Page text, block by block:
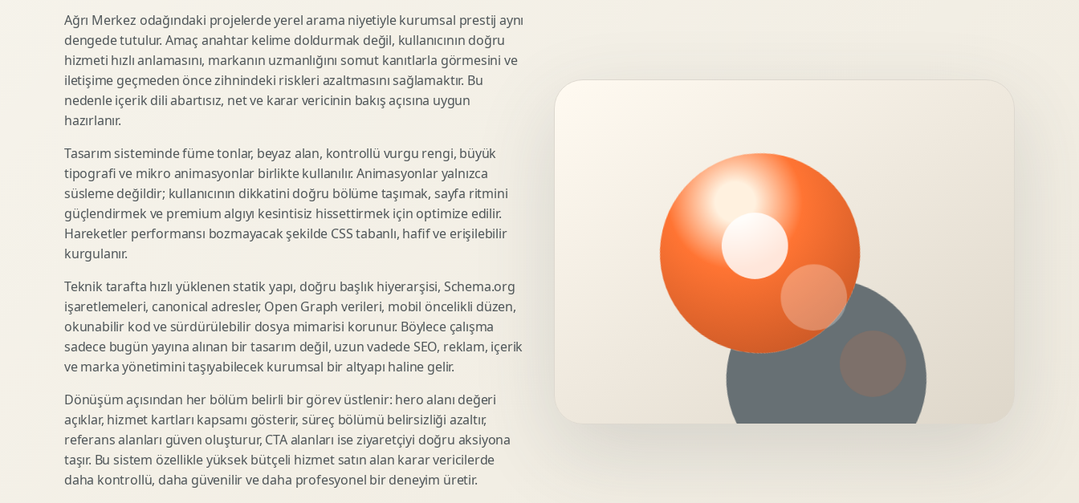
E Ticaret SEO
Uluslararasi SEO
SEO Icerik Stratejisi
Schema Markup Optimizasyonu
3D Karakter Tasarimi
3D Stand Tasarimi
3D Sosyal Medya Gorseli
3D Lansman Filmi
Low Poly Modelleme
High Poly Modelleme
3D Render Alma
Teknik Modelleme
Premium Ambalaj Tasarimi
Etiket Tasarimi
Kutu Tasarimi
Raf Gorunurlugu
E Ticaret Kutu Tasarimi
Ambalaj Mockup Tasarimi
Afis Tasarimi
Brosur Tasarimi
Sosyal Medya Gorsel Tasarimi
Sunum Tasarimi
Katalog Tasarimi
Fuaye Gorsel Tasarimi
Kurumsal Ilan Tasarimi
Marka Stratejisi
Marka Konumlandirma
Isimlendirme
Rekabet Analizi
Hedef Kitle Analizi
Deger Onerisi Tasarimi
Pazara Giris Stratejisi
Woocommerce Tasarim
Eticaret UX Optimizasyonu
Kategori Sayfasi Tasarimi
Reklam Landing Page
Urun Lansman Sayfasi
Ab Test Arayuzu
Webinar Landing Page
Video Reklam Kreatifi
Outdoor Reklam Tasarimi
Kampanya Kimligi
Performans Kreatif Seti
Ağrı Merkez odağındaki projelerde yerel arama niyetiyle kurumsal prestij aynı
dengede tutulur. Amaç anahtar kelime doldurmak değil, kullanıcının doğru
hizmeti hızlı anlamasını, markanın uzmanlığını somut kanıtlarla görmesini ve
iletişime geçmeden önce zihnindeki riskleri azaltmasını sağlamaktır. Bu
nedenle içerik dili abartısız, net ve karar vericinin bakış açısına uygun
hazırlanır.
Tasarım sisteminde füme tonlar, beyaz alan, kontrollü vurgu rengi, büyük
tipografi ve mikro animasyonlar birlikte kullanılır. Animasyonlar yalnızca
süsleme değildir; kullanıcının dikkatini doğru bölüme taşımak, sayfa ritmini
güçlendirmek ve premium algıyı kesintisiz hissettirmek için optimize edilir.
Hareketler performansı bozmayacak şekilde CSS tabanlı, hafif ve erişilebilir
kurgulanır.
Teknik tarafta hızlı yüklenen statik yapı, doğru başlık hiyerarşisi, Schema.org
işaretlemeleri, canonical adresler, Open Graph verileri, mobil öncelikli düzen,
okunabilir kod ve sürdürülebilir dosya mimarisi korunur. Böylece çalışma
sadece bugün yayına alınan bir tasarım değil, uzun vadede SEO, reklam, içerik
ve marka yönetimini taşıyabilecek kurumsal bir altyapı haline gelir.
Dönüşüm açısından her bölüm belirli bir görev üstlenir: hero alanı değeri
açıklar, hizmet kartları kapsamı gösterir, süreç bölümü belirsizliği azaltır,
referans alanları güven oluşturur, CTA alanları ise ziyaretçiyi doğru aksiyona
taşır. Bu sistem özellikle yüksek bütçeli hizmet satın alan karar vericilerde
daha kontrollü, daha güvenilir ve daha profesyonel bir deneyim üretir.